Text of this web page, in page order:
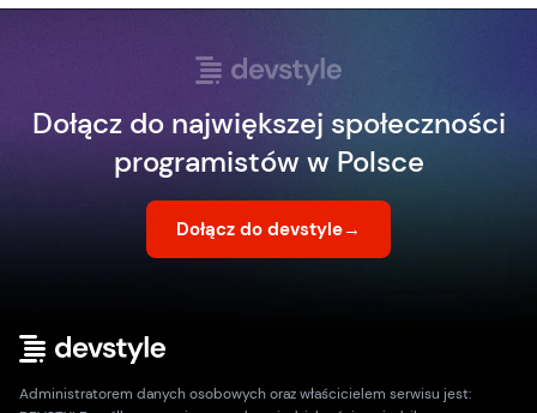
Dołącz do największej społeczności
programistów w Polsce
Dołącz do devstyle→
Administratorem danych osobowych oraz właścicielem serwisu jest: